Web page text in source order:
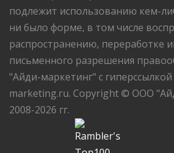
подлежит использованию кем-
ни было форме, в том числе
распространению, переработке
письменного разрешения
"Айди-маркетинг" с
marketing.ru. Copyright © ООО
2008-2026 гг.